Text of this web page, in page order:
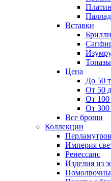
Вставки
Топазы
Цена
До 50
От 50
От 100
От 300
Все броши
Коллекции
Империя
Ренессанс
Изделия из